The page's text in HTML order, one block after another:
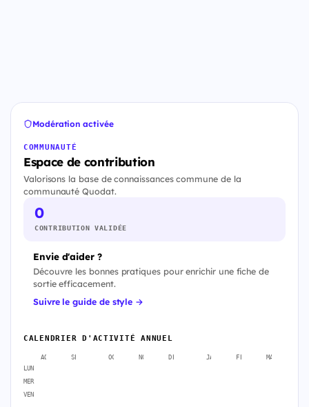
Modération activée
COMMUNAUTÉ
Espace de contribution
Valorisons la base de connaissances commune de la
communauté Quodat.
0
CONTRIBUTION VALIDÉE
Envie d'aider ?
Découvre les bonnes pratiques pour enrichir une fiche de
sortie efficacement.
Suivre le guide de style →
CALENDRIER D'ACTIVITÉ ANNUEL
AOÛT SEPT. OCT. NOV. DÉC. JANV. FÉVR. MARS
LUN
MER
VEN